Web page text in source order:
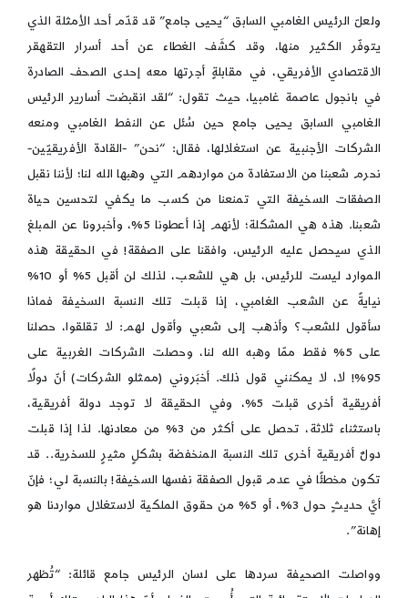
ولعلّ الرئيس الغامبي السابق “يحيى جامع” قد قدّم أحد الأمثلة الذي
يتوفّر الكثير منها، وقد كشَف الغطاء عن أحد أسرار التقهقر
الاقتصادي الأفريقي، في مقابلةٍ أجرتها معه إحدى الصحف الصادرة
في بانجول عاصمة غامبيا، حيث تقول: “لقد انقبضت أسارير الرئيس
الغامبي السابق يحيى جامع حين سُئل عن النفط الغامبي ومنعه
الشركات الأجنبية عن استغلالها، فقال: “نحن” -القادة الأفريقيّين-
نحرم شعبنا من الاستفادة من مواردهم التي وهبها الله لنا؛ لأننا نقبل
الصفقات السخيفة التي تمنعنا من كسب ما يكفي لتحسين حياة
شعبنا. هذه هي المشكلة؛ لأنهم إذا أعطونا 5%، وأخبرونا عن المبلغ
الذي سيحصل عليه الرئيس، وافقنا على الصفقة! في الحقيقة هذه
الموارد ليست للرئيس، بل هي للشعب، لذلك لن أقبل 5% أو 10%
نيايةً عن الشعب الغامبي، إذا قبلت تلك النسبة السخيفة فماذا
سأقول للشعب؟ وأذهب إلى شعبي وأقول لهم: لا تقلقوا، حصلنا
على 5% فقط ممّا وهبه الله لنا، وحصلت الشركات الغربية على
95%! لا، لا يمكنني قول ذلك. أخبَروني (ممثلو الشركات) أنّ دولًا
أفريقية أخرى قبلت 5%، وفي الحقيقة لا توجد دولة أفريقية،
باستثناء ثلاثة، تحصل على أكثر من 3% من معادنها. لذا إذا قبلت
دولٌ أفريقية أخرى تلك النسبة المنخفضة بشكلٍ مثيرٍ للسخرية.. قد
تكون مخطئًا في عدم قبول الصفقة نفسها السخيفة! بالنسبة لي؛ فإنّ
أيَّ حديثٍ حول 3%، أو 5% من حقوق الملكية لاستغلال مواردنا هو
إهانة”.
وواصلت الصحيفة سردها على لسان الرئيس جامع قائلة: “تُظهر